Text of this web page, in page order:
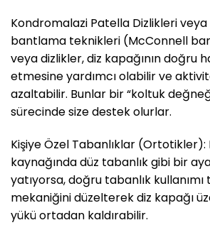
Kondromalazi Patella Dizlikleri
bantlama teknikleri (McConnell
veya dizlikler, diz kapağının doğru
etmesine yardımcı olabilir ve
azaltabilir. Bunlar bir “koltuk
sürecinde size destek olurlar.
Kişiye Özel Tabanlıklar (Ortotikler):
kaynağında düz tabanlık gibi bir
yatıyorsa, doğru tabanlık
mekaniğini düzelterek diz kapağı
yükü ortadan kaldırabilir.